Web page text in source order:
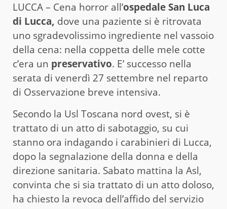
LUCCA – Cena horror all’ospedale San Luca
di Lucca, dove una paziente si è ritrovata
uno sgradevolissimo ingrediente nel vassoio
della cena: nella coppetta delle mele cotte
c’era un preservativo. E’ successo nella
serata di venerdì 27 settembre nel reparto
di Osservazione breve intensiva.
Secondo la Usl Toscana nord ovest, si è
trattato di un atto di sabotaggio, su cui
stanno ora indagando i carabinieri di Lucca,
dopo la segnalazione della donna e della
direzione sanitaria. Sabato mattina la Asl,
convinta che si sia trattato di un atto doloso,
ha chiesto la revoca dell’affido del servizio